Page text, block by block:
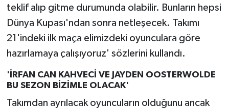
teklif alıp gitme durumunda olabilir. Bunların hepsi
Dünya Kupası'ndan sonra netleşecek. Takımı
21'indeki ilk maça elimizdeki oyunculara göre
hazırlamaya çalışıyoruz' sözlerini kullandı.
'İRFAN CAN KAHVECİ VE JAYDEN OOSTERWOLDE
BU SEZON BİZİMLE OLACAK'
Takımdan ayrılacak oyuncuların olduğunu ancak